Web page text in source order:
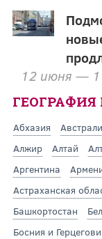
12 июня —
Абхазия
Алжир
Алтай
Аргентина
Астраханская
Башкортостан
Босния и